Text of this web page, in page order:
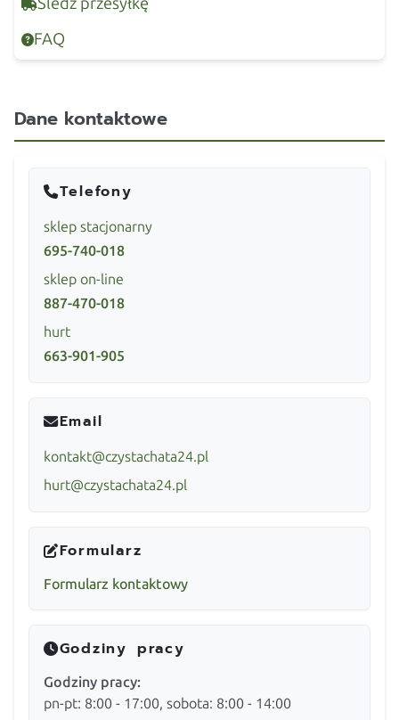
Śledź przesyłkę
FAQ
Dane kontaktowe
Telefony
sklep stacjonarny
695-740-018
sklep on-line
887-470-018
hurt
663-901-905
Email
kontakt@czystachata24.pl
hurt@czystachata24.pl
Formularz
Formularz kontaktowy
Godziny pracy
Godziny pracy:
pn-pt: 8:00 - 17:00, sobota: 8:00 - 14:00